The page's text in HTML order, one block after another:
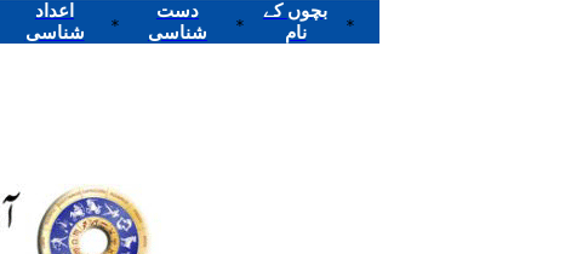
*
بچوں کے
نام
*
دست
شناسی
*
اعداد
شناسی